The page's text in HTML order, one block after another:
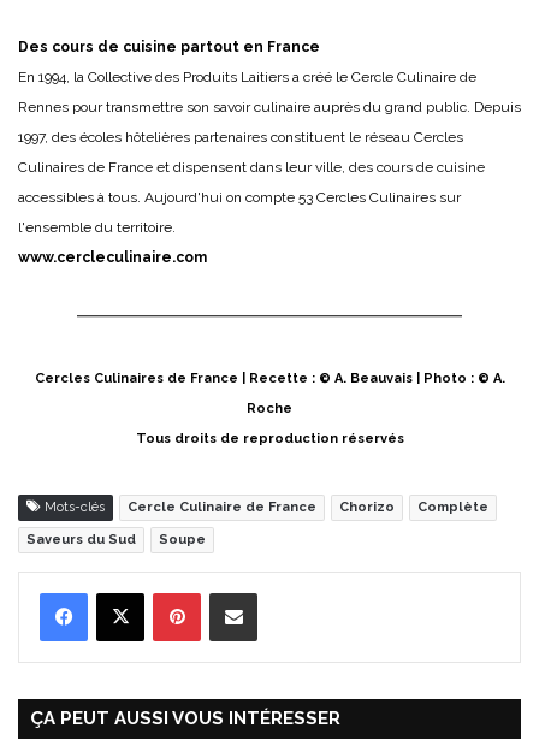
Des cours de cuisine partout en France
En 1994, la Collective des Produits Laitiers a créé le Cercle Culinaire de
Rennes pour transmettre son savoir culinaire auprès du grand public. Depuis
1997, des écoles hôtelières partenaires constituent le réseau Cercles
Culinaires de France et dispensent dans leur ville, des cours de cuisine
accessibles à tous. Aujourd'hui on compte 53 Cercles Culinaires sur
l'ensemble du territoire.
www.cercleculinaire.com
Cercles Culinaires de France | Recette : © A. Beauvais | Photo : © A.
Roche
Tous droits de reproduction réservés
Mots-clés Cercle Culinaire de France Chorizo Complète
Saveurs du Sud Soupe
ÇA PEUT AUSSI VOUS INTÉRESSER